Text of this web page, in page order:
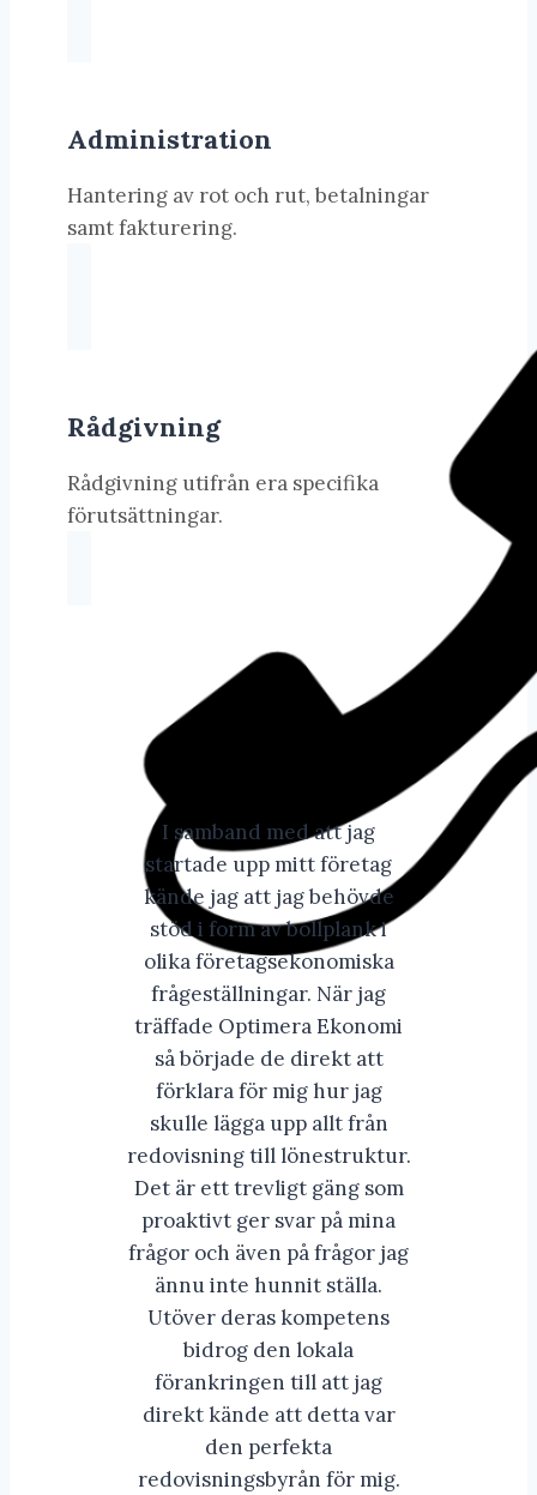
Administration
Hantering av rot och rut, betalningar
samt fakturering.
Rådgivning
Rådgivning utifrån era specifika
förutsättningar.
I samband med att jag
startade upp mitt företag
kände jag att jag behövde
stöd i form av bollplank i
olika företagsekonomiska
frågeställningar. När jag
träffade Optimera Ekonomi
så började de direkt att
förklara för mig hur jag
skulle lägga upp allt från
redovisning till lönestruktur.
Det är ett trevligt gäng som
proaktivt ger svar på mina
frågor och även på frågor jag
ännu inte hunnit ställa.
Utöver deras kompetens
bidrog den lokala
förankringen till att jag
direkt kände att detta var
den perfekta
redovisningsbyrån för mig.